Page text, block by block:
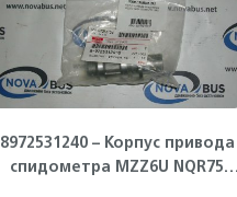
8972531240 – Корпус привода
спидометра MZZ6U NQR75